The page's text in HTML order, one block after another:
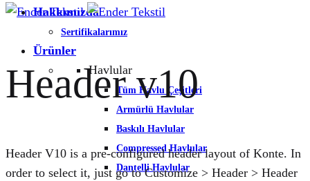
Hakkımızda
Sertifikalarımız
Ürünler
Havlular
Tüm Havlu Çeşitleri
Armürlü Havlular
Baskılı Havlular
Compressed Havlular
Dantelli Havlular
Header v10
Header V10 is a pre-configured header layout of Konte. In
order to select it, just go to Customize > Header > Header